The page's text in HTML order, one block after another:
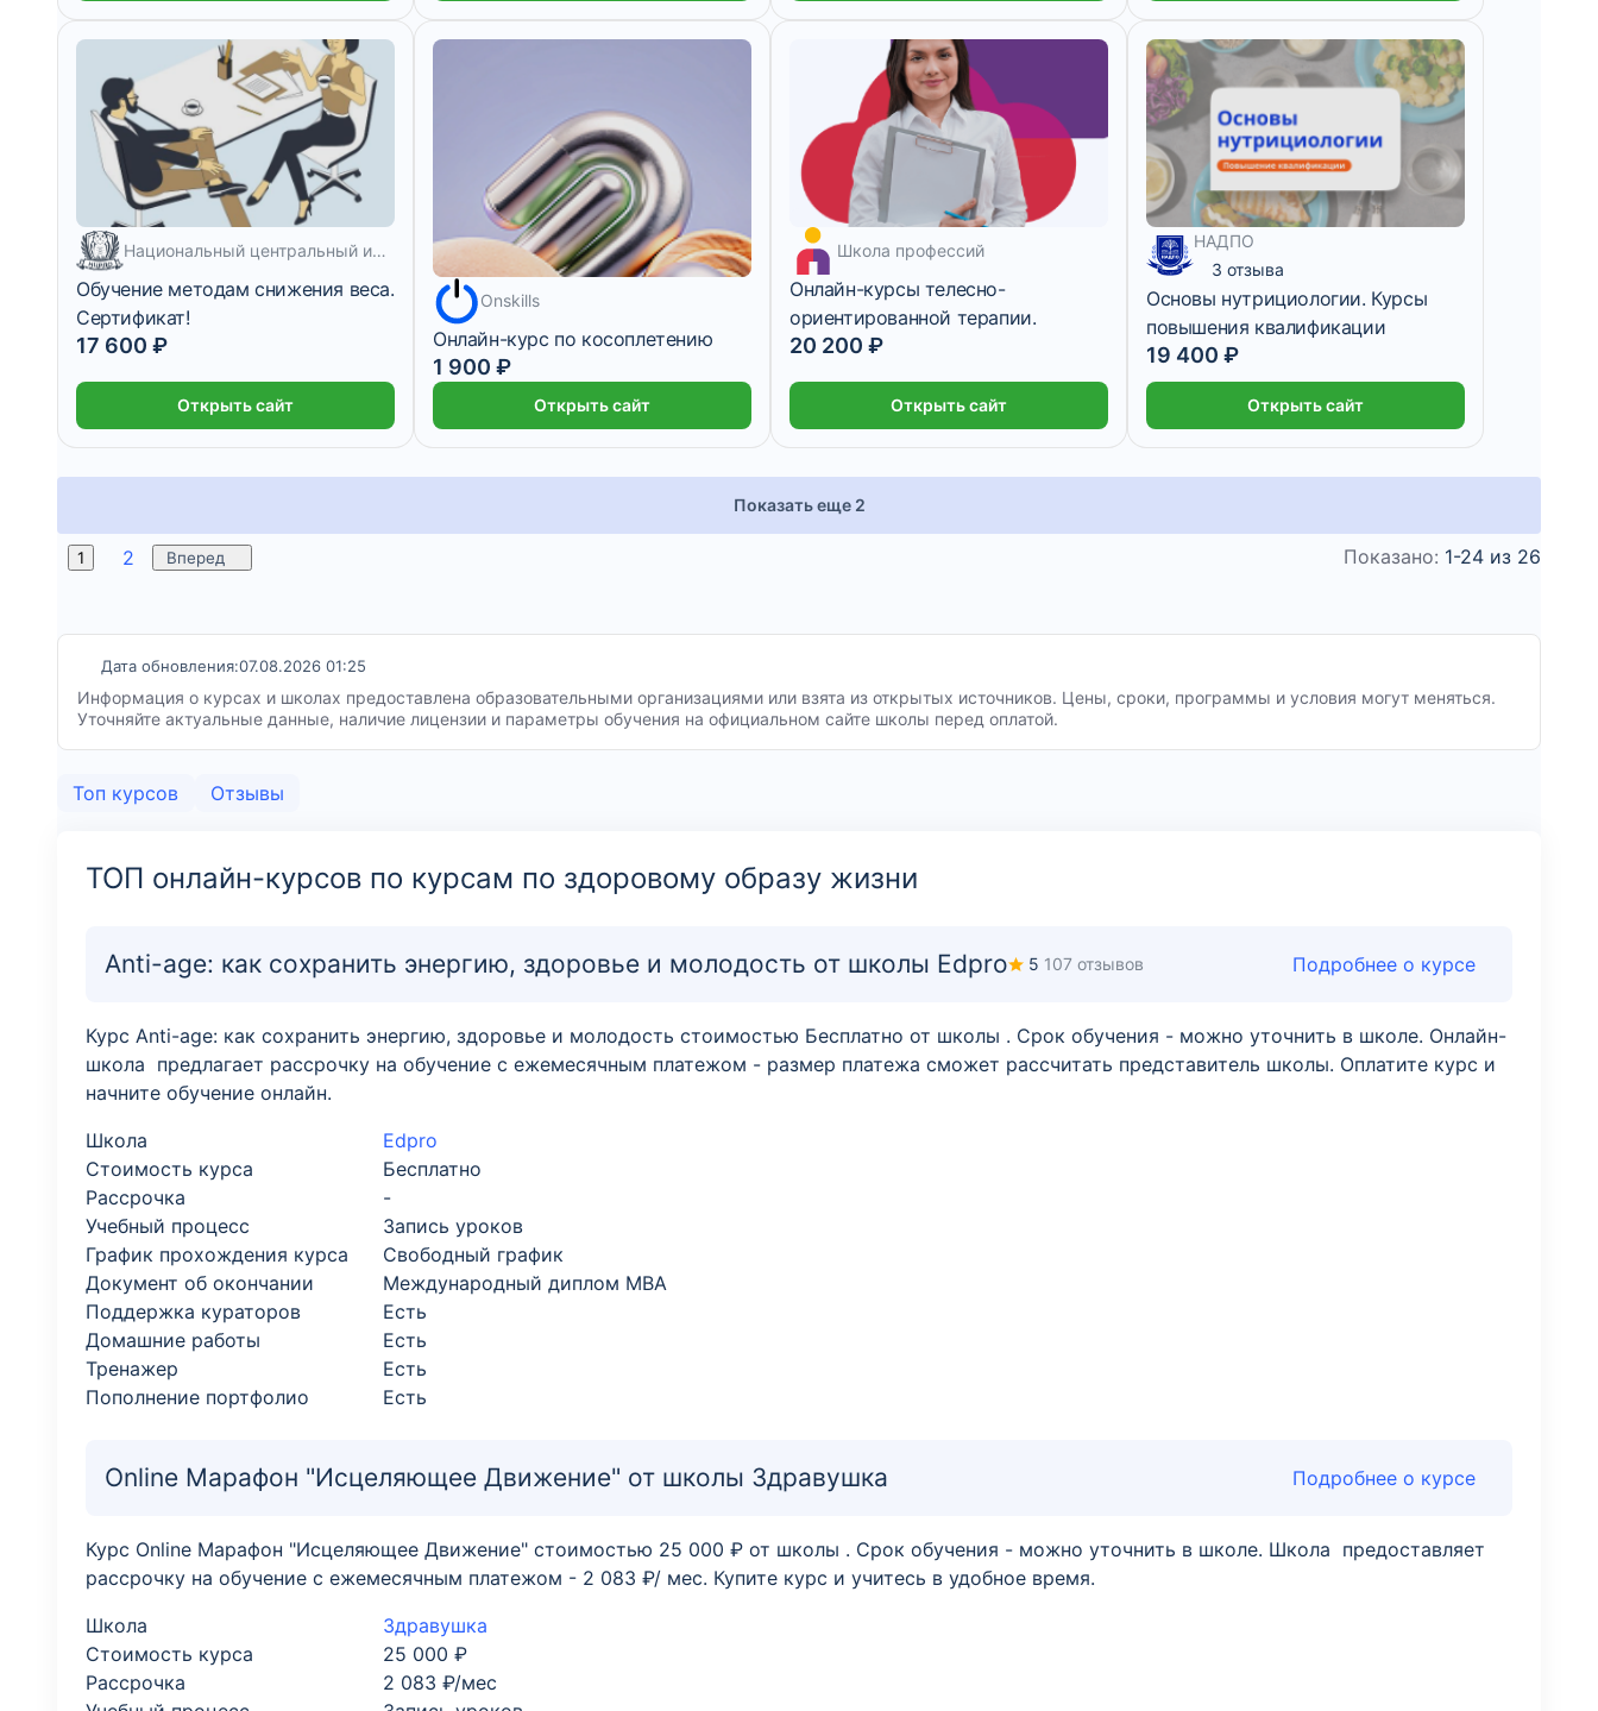
Национальный центральный институт развития дополнительного образования
Обучение методам снижения веса.
Сертификат!
17 600 ₽
Открыть сайт
Onskills
Онлайн-курс по косоплетению
1 900 ₽
Открыть сайт
Школа профессий
Онлайн-курсы телесно-
ориентированной терапии.
20 200 ₽
Открыть сайт
НАДПО
3 отзыва
Основы нутрициологии. Курсы
повышения квалификации
19 400 ₽
Открыть сайт
Показать еще 2
1 2 Вперед Показано: 1-24 из 26
Дата обновления:07.08.2026 01:25
Информация о курсах и школах предоставлена образовательными организациями или взята из открытых источников. Цены, сроки, программы и условия могут меняться.
Уточняйте актуальные данные, наличие лицензии и параметры обучения на официальном сайте школы перед оплатой.
Топ курсов Отзывы
ТОП онлайн-курсов по курсам по здоровому образу жизни
Anti-age: как сохранить энергию, здоровье и молодость от школы Edpro 5 107 отзывов Подробнее о курсе
Курс Anti-age: как сохранить энергию, здоровье и молодость стоимостью Бесплатно от школы . Срок обучения - можно уточнить в школе. Онлайн-
школа предлагает рассрочку на обучение с ежемесячным платежом - размер платежа сможет рассчитать представитель школы. Оплатите курс и
начните обучение онлайн.
Школа
Edpro
Стоимость курса
Бесплатно
Рассрочка
-
Учебный процесс
Запись уроков
График прохождения курса
Свободный график
Документ об окончании
Международный диплом MBA
Поддержка кураторов
Есть
Домашние работы
Есть
Тренажер
Есть
Пополнение портфолио
Есть
Online Марафон "Исцеляющее Движение" от школы Здравушка Подробнее о курсе
Курс Online Марафон "Исцеляющее Движение" стоимостью 25 000 ₽ от школы . Срок обучения - можно уточнить в школе. Школа предоставляет
рассрочку на обучение с ежемесячным платежом - 2 083 ₽/ мес. Купите курс и учитесь в удобное время.
Школа
Здравушка
Стоимость курса
25 000 ₽
Рассрочка
2 083 ₽/мес